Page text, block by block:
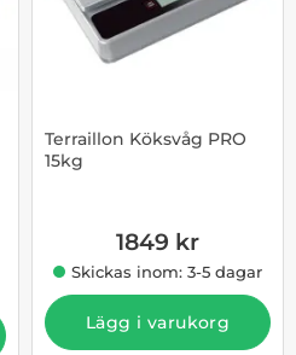
Terraillon Köksvåg PRO
15kg
1849 kr
Skickas inom: 3-5 dagar
Lägg i varukorg